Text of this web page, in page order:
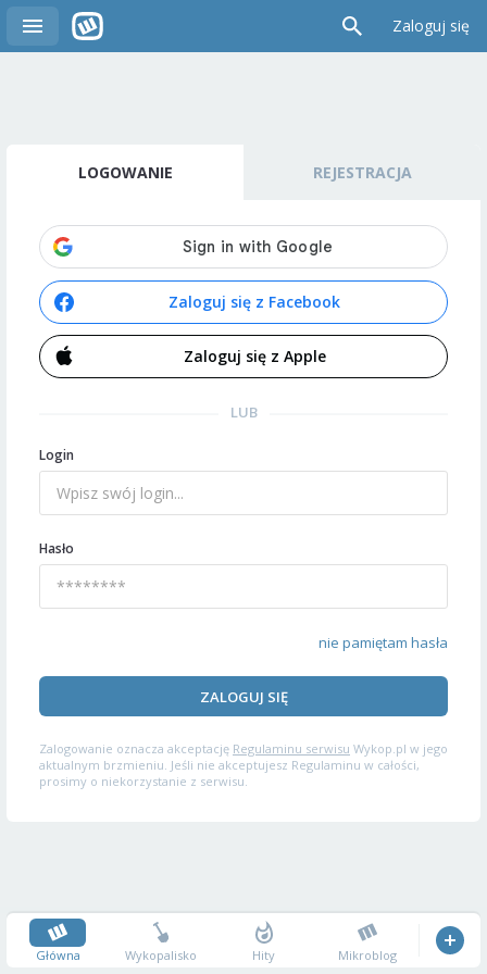
Zaloguj się
LOGOWANIE REJESTRACJA
Zaloguj się z Facebook
Zaloguj się z Apple
LUB
Login
Hasło
nie pamiętam hasła
ZALOGUJ SIĘ
Zalogowanie oznacza akceptację Regulaminu serwisu Wykop.pl w jego
aktualnym brzmieniu. Jeśli nie akceptujesz Regulaminu w całości,
prosimy o niekorzystanie z serwisu.
Główna Wykopalisko Hity Mikroblog